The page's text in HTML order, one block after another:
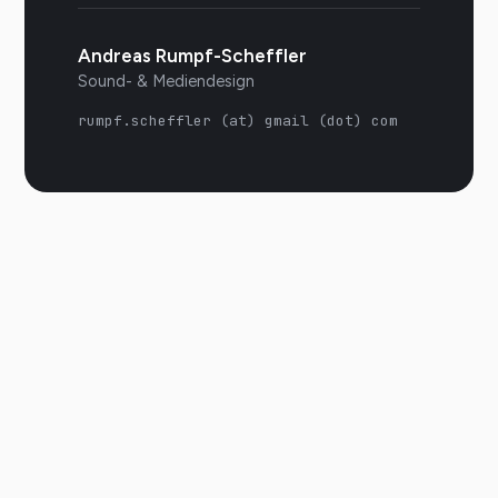
Andreas Rumpf-Scheffler
Sound- & Mediendesign
rumpf.scheffler (at) gmail (dot) com